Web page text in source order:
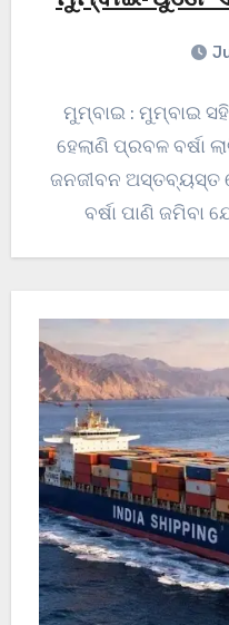
ମୁମ୍ବାଇ : ମୁମ୍ବାଇ
ହେଲାଣି ପ୍ରବଳ ବର୍ଷା
ଜନଜୀବନ ଅସ୍ତବ୍ୟସ୍ତ
ବର୍ଷା ପାଣି ଜମିବା